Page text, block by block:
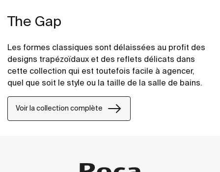
The Gap
Les formes classiques sont délaissées au profit des
designs trapézoïdaux et des reflets délicats dans
cette collection qui est toutefois facile à agencer,
quel que soit le style ou la taille de la salle de bains.
Voir la collection complète